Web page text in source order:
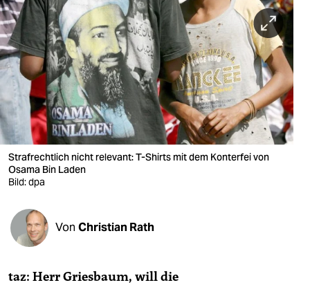
berlin
nord
wahrheit
verlag
verlag
veranstaltungen
shop
fragen & hilfe
unterstützen
Strafrechtlich nicht relevant: T-Shirts mit dem Konterfei von
Osama Bin Laden
Bild: dpa
Von Christian Rath
taz: Herr Griesbaum, will die